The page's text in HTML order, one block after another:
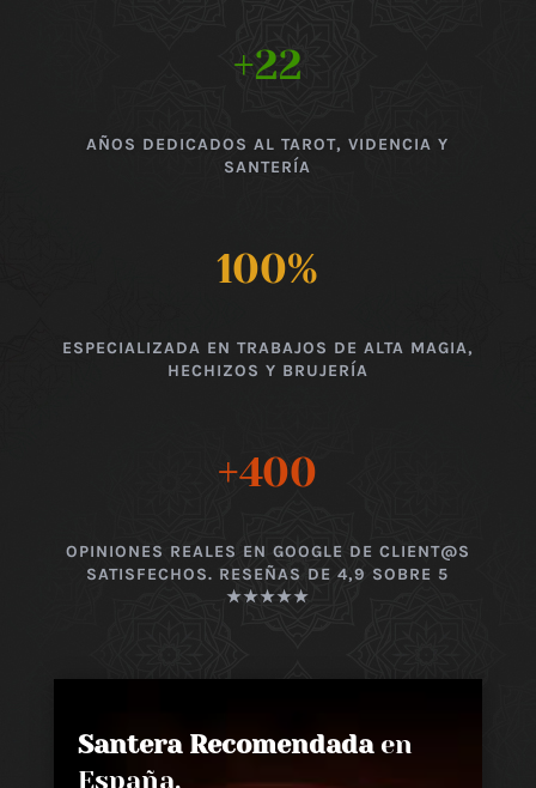
+22
AÑOS DEDICADOS AL TAROT, VIDENCIA Y
SANTERÍA
100%
ESPECIALIZADA EN TRABAJOS DE ALTA MAGIA,
HECHIZOS Y BRUJERÍA
+400
OPINIONES REALES EN GOOGLE DE CLIENT@S
SATISFECHOS. RESEÑAS DE 4,9 SOBRE 5
★★★★★
Santera Recomendadaen
España,